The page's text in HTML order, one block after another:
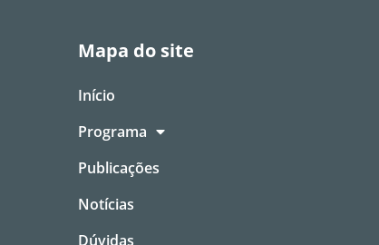
Mapa do site
Início
Programa
Publicações
Notícias
Dúvidas